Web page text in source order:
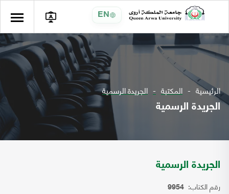
EN
الرئيسية المكتبة الجريدة الرسمية
الجريدة الرسمية
الجريدة الرسمية
رقم الكتاب: 9954